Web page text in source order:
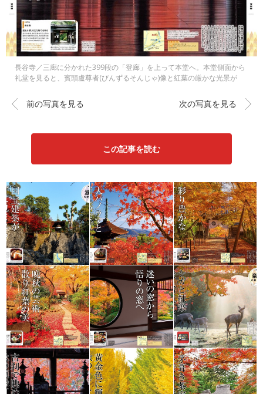
長谷寺／三廊に分かれた399段の「登廊」を上って本堂へ。本堂側面から
礼堂を見ると、賓頭盧尊者(びんずるそんじゃ)像と紅葉の厳かな光景が
前の写真を見る 次の写真を見る
この記事を読む